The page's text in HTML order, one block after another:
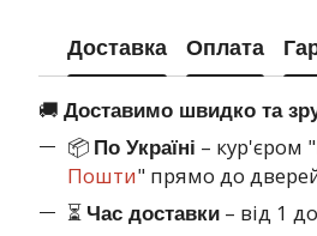
Доставка Оплата
🚚 Доставимо швидко та
📦 По Україні – кур'єром "
Пошти" прямо до
⏳ Час доставки – від 1